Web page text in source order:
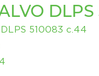
DLPS